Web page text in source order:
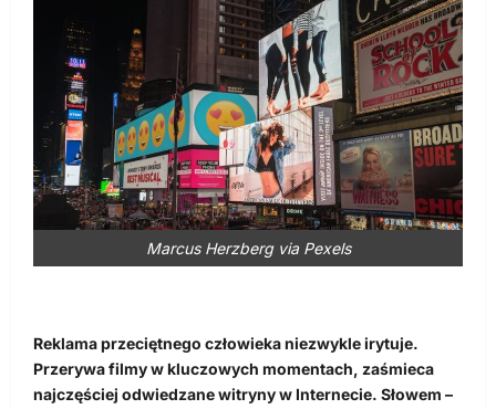
Marcus Herzberg via Pexels
Reklama przeciętnego człowieka niezwykle irytuje.
Przerywa filmy w kluczowych momentach, zaśmieca
najczęściej odwiedzane witryny w Internecie. Słowem –